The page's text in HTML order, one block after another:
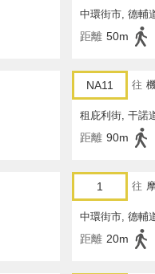
中環街市, 德輔
距離 50m
NA11 往
租庇利街, 干諾
距離 90m
1 往
中環街市, 德輔
距離 20m